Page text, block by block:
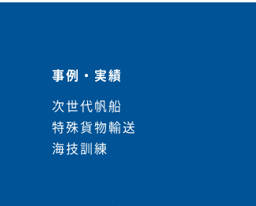
事例・実績
次世代帆船
特殊貨物輸送
海技訓練